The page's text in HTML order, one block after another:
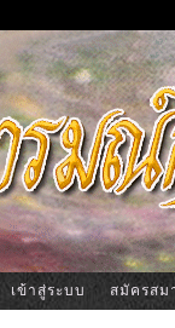
เข้าสู่ระบบ สมัครสม